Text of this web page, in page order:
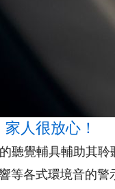
人很放心！
聽覺輔具輔助其
等各式環境音的警